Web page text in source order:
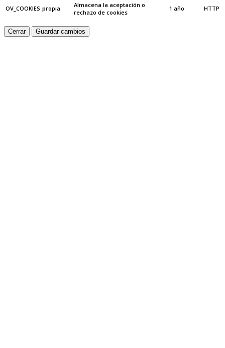
OV_COOKIES propia
Almacena la aceptación o
rechazo de cookies
1 año HTTP
Cerrar Guardar cambios